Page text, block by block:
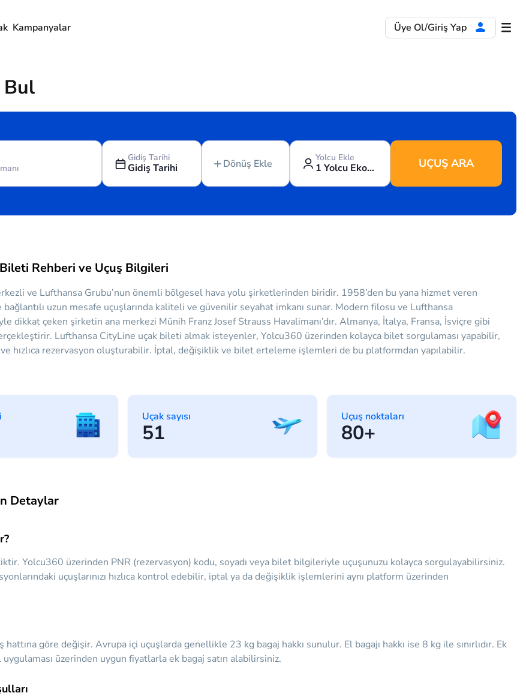
Kampanyalar Üye Ol/Giriş Yap
Bul
Gidiş Tarihi
Gidiş Tarihi Dönüş Ekle Yolcu Ekle
1 Yolcu Ekonomi UÇUŞ ARA
Rehberi ve Uçuş Bilgileri
ve Lufthansa Grubu’nun önemli bölgesel hava yolu şirketlerinden biridir. 1958’den bu yana hizmet veren
uzun mesafe uçuşlarında kaliteli ve güvenilir seyahat imkanı sunar. Modern filosu ve Lufthansa
dikkat çeken şirketin ana merkezi Münih Franz Josef Strauss Havalimanı’dır. Almanya, İtalya, Fransa, İsviçre gibi
Lufthansa CityLine uçak bileti almak isteyenler, Yolcu360 üzerinden kolayca bilet sorgulaması yapabilir,
ve hızlıca rezervasyon oluşturabilir. İptal, değişiklik ve bilet erteleme işlemleri de bu platformdan yapılabilir.
Uçak sayısı
51
Uçuş noktaları
80+
Detaylar
Yolcu360 üzerinden PNR (rezervasyon) kodu, soyadı veya bilet bilgileriyle uçuşunuzu kolayca sorgulayabilirsiniz.
uçuşlarınızı hızlıca kontrol edebilir, iptal ya da değişiklik işlemlerini aynı platform üzerinden
hattına göre değişir. Avrupa içi uçuşlarda genellikle 23 kg bagaj hakkı sunulur. El bagajı hakkı ise 8 kg ile sınırlıdır. Ek
üzerinden uygun fiyatlarla ek bagaj satın alabilirsiniz.